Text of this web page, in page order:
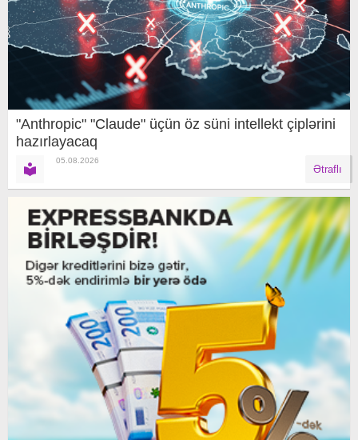
"Anthropic" "Claude" üçün öz süni intellekt çiplərini
hazırlayacaq
05.08.2026
Ətraflı